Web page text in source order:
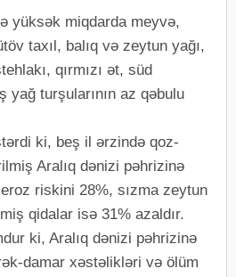
yüksək miqdarda meyvə,
taxıl, balıq və zeytun yağı,
qırmızı ət, süd
yağ turşularının az qəbulu
ki, beş il ərzində qoz-
Aralıq dənizi pəhrizinə
riskini 28%, sızma zeytun
qidalar isə 31% azaldır.
ki, Aralıq dənizi pəhrizinə
damar xəstəlikləri və ölüm